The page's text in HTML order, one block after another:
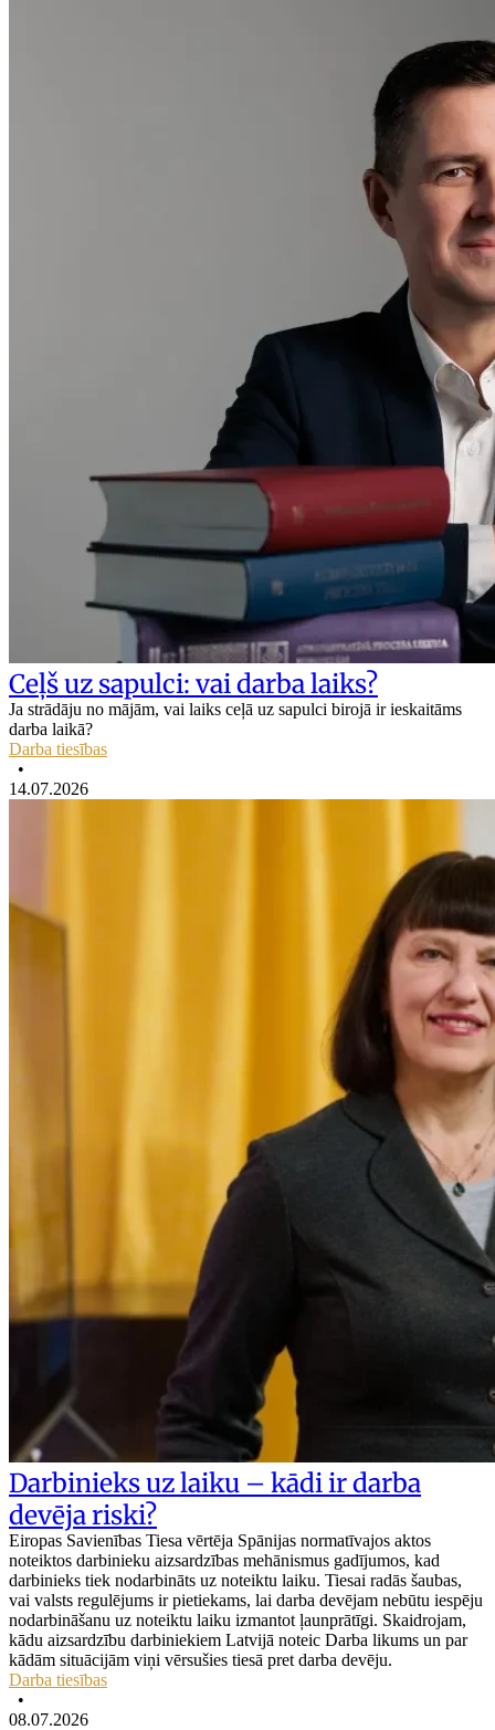
Ceļš uz sapulci: vai darba laiks?
Ja strādāju no mājām, vai laiks ceļā uz sapulci birojā ir ieskaitāms
darba laikā?
Darba tiesības
•
14.07.2026
Darbinieks uz laiku – kādi ir darba
devēja riski?
Eiropas Savienības Tiesa vērtēja Spānijas normatīvajos aktos
noteiktos darbinieku aizsardzības mehānismus gadījumos, kad
darbinieks tiek nodarbināts uz noteiktu laiku. Tiesai radās šaubas,
vai valsts regulējums ir pietiekams, lai darba devējam nebūtu iespēju
nodarbināšanu uz noteiktu laiku izmantot ļaunprātīgi. Skaidrojam,
kādu aizsardzību darbiniekiem Latvijā noteic Darba likums un par
kādām situācijām viņi vērsušies tiesā pret darba devēju.
Darba tiesības
•
08.07.2026